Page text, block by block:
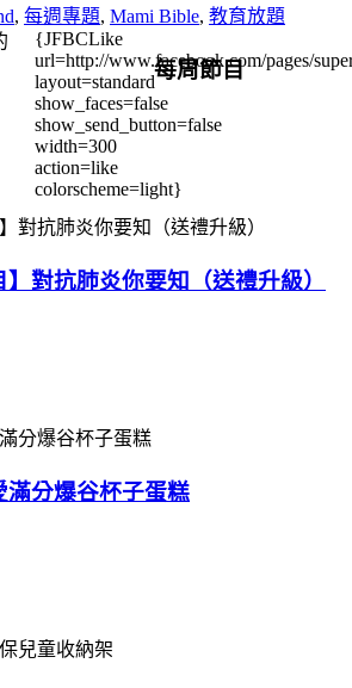
, 每週專題, Mami Bible, 教育放題
{JFBCLike
url=http://www.facebook.com/pages/
layout=standard
show_faces=false
show_send_button=false
width=300
action=like
colorscheme=light}
每周節目
】對抗肺炎你要知（送禮升級）
滿分爆谷杯子蛋糕